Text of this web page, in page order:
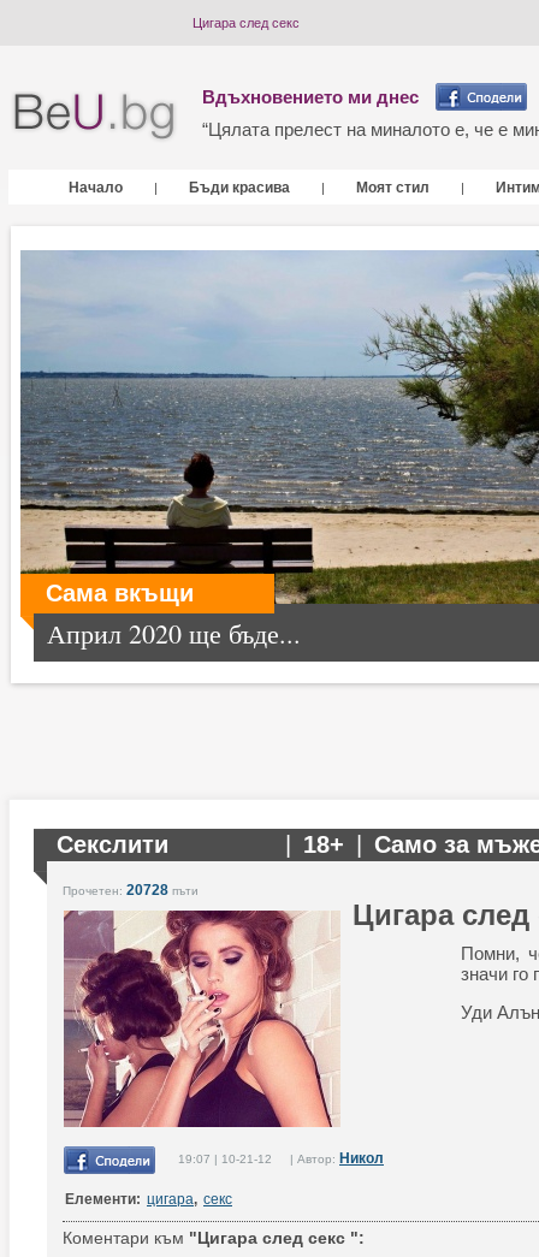
Цигара след секс
Вдъхновението ми днес
“Цялата прелест на миналото е, че е
Начало | Бъди красива | Моят стил |
Сама вкъщи
Април 2020 ще бъде...
Секслити 18+ Само за
Прочетен: 20728 пъти
Цигара след
Помни,
значи го
Уди Алън
19:07 | 10-21-12 | Автор: Никол
Елементи: цигара, секс
Коментари към "Цигара след секс ":